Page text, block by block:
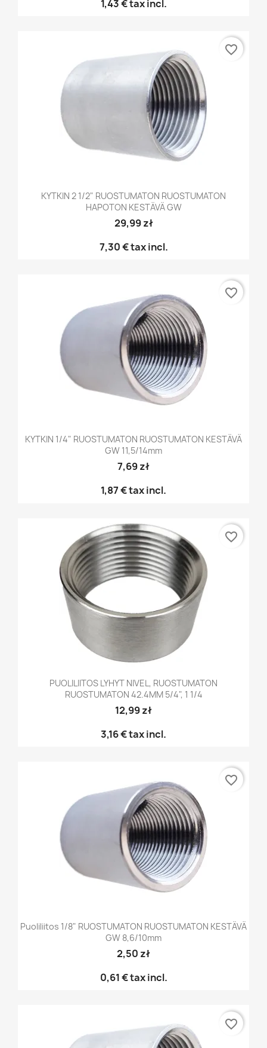
1,43 €tax incl.
KYTKIN 2 1/2" RUOSTUMATON RUOSTUMATON
HAPOTON KESTÄVÄ GW
29,99 zł
7,30 €tax incl.
favorite_border
KYTKIN 1/4" RUOSTUMATON RUOSTUMATON KESTÄVÄ
GW 11,5/14mm
7,69 zł
1,87 €tax incl.
favorite_border
PUOLILIITOS LYHYT NIVEL, RUOSTUMATON
RUOSTUMATON 42.4MM 5/4", 1 1/4
12,99 zł
3,16 €tax incl.
favorite_border
Puoliliitos 1/8" RUOSTUMATON RUOSTUMATON KESTÄVÄ
GW 8,6/10mm
2,50 zł
0,61 €tax incl.
favorite_border
favorite_border